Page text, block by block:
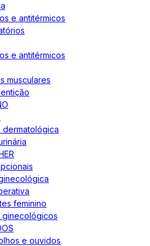
e antitérmicos
e antitérmicos
musculares
feminino
ginecológicos
e ouvidos